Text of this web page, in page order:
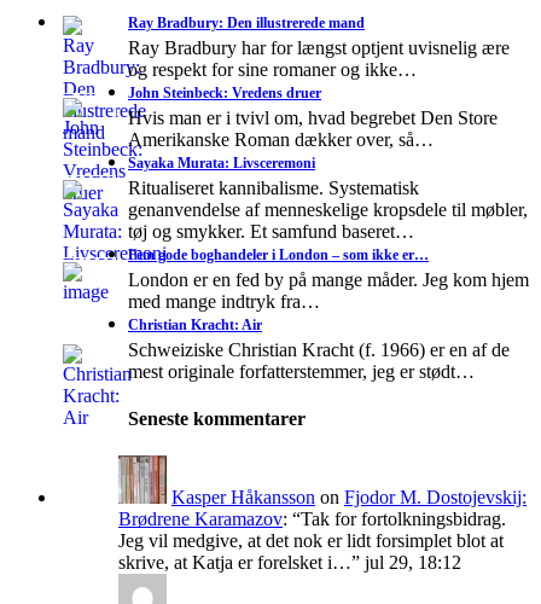
Ray Bradbury: Den illustrerede mand
Ray Bradbury har for længst optjent uvisnelig ære
og respekt for sine romaner og ikke…
John Steinbeck: Vredens druer
Hvis man er i tvivl om, hvad begrebet Den Store
Amerikanske Roman dækker over, så…
Sayaka Murata: Livsceremoni
Ritualiseret kannibalisme. Systematisk
genanvendelse af menneskelige kropsdele til møbler,
tøj og smykker. Et samfund baseret…
Fem gode boghandeler i London – som ikke er…
London er en fed by på mange måder. Jeg kom hjem
med mange indtryk fra…
Christian Kracht: Air
Schweiziske Christian Kracht (f. 1966) er en af de
mest originale forfatterstemmer, jeg er stødt…
Seneste kommentarer
Kasper Håkansson on Fjodor M. Dostojevskij:
Brødrene Karamazov: “Tak for fortolkningsbidrag.
Jeg vil medgive, at det nok er lidt forsimplet blot at
skrive, at Katja er forelsket i…” jul 29, 18:12